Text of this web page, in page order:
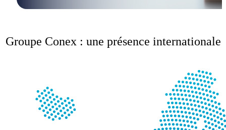
Groupe Conex : une présence internationale